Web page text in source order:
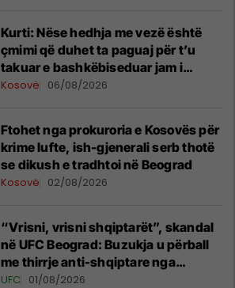
Kurti: Nëse hedhja me vezë është
çmimi që duhet ta paguaj për t’u
takuar e bashkëbiseduar jam i
lumtur ta bëj këtë
Kosovë 06/08/2026
Ftohet nga prokuroria e Kosovës për
krime lufte, ish-gjenerali serb thotë
se dikush e tradhtoi në Beograd
Kosovë 02/08/2026
“Vrisni, vrisni shqiptarët”, skandal
në UFC Beograd: Buzukja u përball
me thirrje anti-shqiptare nga
tribunat
UFC 01/08/2026